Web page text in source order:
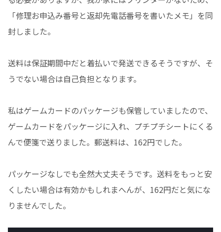
「修理お申込み番号と返却先電話番号を書いたメモ」を同
封しました。
送料は保証期間中だと着払いで発送できるそうですが、そ
うでない場合は自己負担となります。
私はゲームカードのパッケージも保管していましたので、
ゲームカードをパッケージに入れ、プチプチシートにくる
んで便箋で送りました。郵送料は、162円でした。
パッケージなしでも全然大丈夫そうです。送料をもっと安
くしたい場合は有効かもしれまへんが、162円だと気にな
りませんでした。